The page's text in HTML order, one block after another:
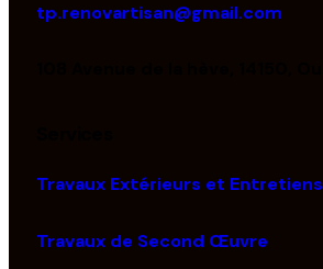
tp.renovartisan@gmail.com
Travaux Extérieurs et Entretiens
Travaux de Second Œuvre